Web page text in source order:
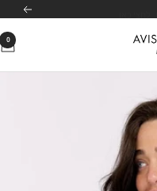
הבא
0